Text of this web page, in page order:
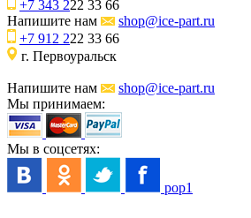
+7 343 222 33 66
Напишите нам
shop@ice-part.ru
+7 912 222 33 66
г. Первоуральск
Напишите нам
shop@ice-part.ru
Мы принимаем:
Мы в соцсетях:
pop1